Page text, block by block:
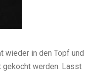
wieder in den Topf und
gekocht werden. Lasst